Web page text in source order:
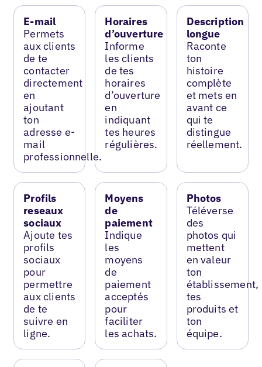
E-mail
Permets
aux clients
de te
contacter
directement
en
ajoutant
ton
adresse e-
mail
professionnelle.
Horaires
d’ouverture
Informe
les clients
de tes
horaires
d’ouverture
en
indiquant
tes heures
régulières.
Description
longue
Raconte
ton
histoire
complète
et mets en
avant ce
qui te
distingue
réellement.
Profils
reseaux
sociaux
Ajoute tes
profils
sociaux
pour
permettre
aux clients
de te
suivre en
ligne.
Moyens
de
paiement
Indique
les
moyens
de
paiement
acceptés
pour
faciliter
les achats.
Photos
Téléverse
des
photos qui
mettent
en valeur
ton
établissement,
tes
produits et
ton
équipe.